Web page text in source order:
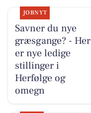
JOBNYT
Savner du nye
græsgange? - Her
er nye ledige
stillinger i
Herfølge og
omegn